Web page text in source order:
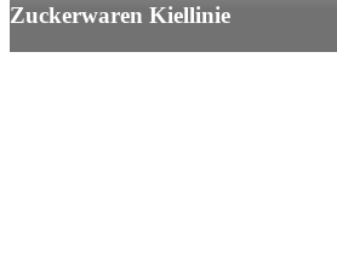
Zuckerwaren Kiellinie